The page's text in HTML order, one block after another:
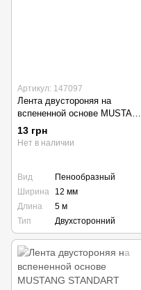
Артикул: 147097
Лента двустороняя на
вспененной основе MUSTANG
STANDART 12мм*5м
13 грн
Нет в наличии
Вид
Пенообразный
Ширина
12 мм
Длина
5 м
Тип
Двухсторонний